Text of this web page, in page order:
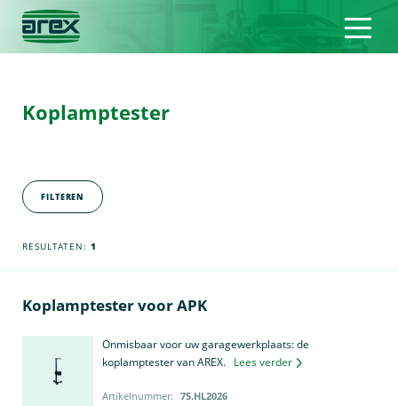
Koplamptester
FILTEREN
RESULTATEN: 1
Koplamptester voor APK
Onmisbaar voor uw garagewerkplaats: de
koplamptester van AREX. Lees verder
Artikelnummer: 75.HL2026